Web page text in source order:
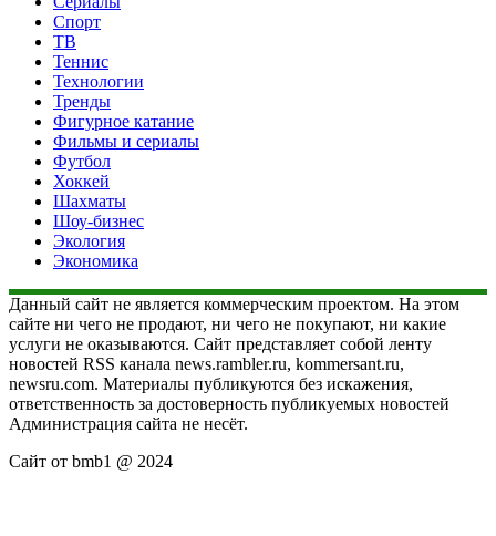
Спорт
ТВ
Теннис
Технологии
Тренды
Фигурное катание
Фильмы и сериалы
Футбол
Хоккей
Шахматы
Шоу-бизнес
Экология
Экономика
Данный сайт не является коммерческим проектом. На этом
сайте ни чего не продают, ни чего не покупают, ни какие
услуги не оказываются. Сайт представляет собой ленту
новостей RSS канала news.rambler.ru, kommersant.ru,
newsru.com. Материалы публикуются без искажения,
ответственность за достоверность публикуемых новостей
Администрация сайта не несёт.
Сайт от bmb1 @ 2024